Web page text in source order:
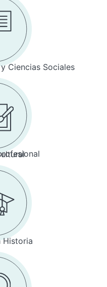
Ciencias Sociales
Historia